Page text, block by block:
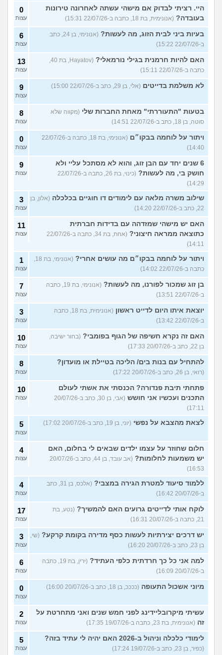
היי. רציתי לבדוק אם מישהי עשתה לאחרונה טירונות
בעובדה? (אנונימית, בת 18, כתבה ב-22/07/26 15:31)
0
עצות
בעיות ביני לבית הזוג, מה לעשות?
(אנונימי, בן 24, כתב
ב-22/07/26 15:22)
6
עצות
האם להיות חרמנית בגילי נורמאלי?
כתבה ב-22/07/26 15:11)
13
עצות
לא משלמת בדייטים (אלי, בן 29, כתב ב-22/07/26 15:00) 9
עצות
בטעות "התעוררתי" מאחת החברות שלי (מקווה שלא
סוטה, בן 18, כתב ב-22/07/26 14:51)
8
עצות
ויתור על לוחמה בבקו״ם
(אנונימי, בת 18, כתבה ב-22/07/26
14:40)
0
עצות
6 שנים יחד עם הבן זוג, והוא לא מסתכל עליי ולא
חושק בי, מה לעשות?
(כינוי, בת 26, כתבה ב-22/07/26
14:29)
9
עצות
שילוב משרה מלאה עם לימודים דו חוגיים בכלכלה (אלון, בן
22, כתב ב-22/07/26 14:20)
3
עצות
האם יש מישהי שמזדהה עם בדידות חברתית
כתוצאה ממראה חיצוני?
(אחת, בת 34, כתבה ב-22/07/26
14:11)
11
עצות
ויתור על לוחמה בבקו״ם מה עושים אחרי?
כתבה ב-22/07/26 14:02)
1
עצות
בן זוג שמכור לפורנו, מה לעשות?
(אנונימי, בת 19, כתבה
ב-22/07/26 13:51)
7
עצות
יוצאת איתו היום לדייט ראשון
(אנונימית, בת 18, כתבה
ב-22/07/26 13:42)
3
עצות
האם זה נקרא חשיפה של הגוף בפומבי? (בחור ישיבה,
בן 22, כתב ב-20/07/26 17:33)
10
עצות
להתחיל עם בנות בים/ הליכה בטיילת או מועדון?
(רואי, בן 26, כתב ב-20/07/26 17:22)
8
עצות
פתחתי תיבת פנדורה? הכנסתי את אשתי לעולם
התכנים ועכשיו אני חושש
(אבי, בן 30, כתב ב-20/07/26
17:11)
10
עצות
לצאת מהצבא על נפשי (יוני, בן 19, כתב ב-20/07/26 17:02) 5
עצות
חלום שחוזר על עצמו ילדים שבאים לי בחלום, האם
יש משמעות לחלומות?
(אב עובד, בן 44, כתב ב-20/07/26
16:53)
4
עצות
ללמוד סיעוד למטרת הגירה במצבי?
(אלכס, בן 31, כתב
ב-20/07/26 16:42)
4
עצות
לוקח אותי לדייטים גרועים האם להמשיך? (נטע, בת
21, כתבה ב-20/07/26 16:31)
17
עצות
יש דרכים יצירתיות לעשות כסף מדירה בקומת קרקע? (שי,
בן 23, כתב ב-20/07/26 16:20)
3
עצות
למה אני כל כך חרדתית כלפי העתיד?
(ירין, בת 19, כתבה
ב-20/07/26 16:09)
6
עצות
מיוני אשכול התעופה (ככככ, בן 18, כתב ב-20/07/26 16:00) 0
עצות
עשיתי מיקרובליידינג לפני חמש שנים ואני מתחרטת על
זה (אנונימית, בת 23, כתבה ב-19/07/26 17:35)
2
עצות
לימודי כלכלה וניהול ב-2026 האם יהיה לי עתיד בזה?
(כפיר, בן 23, כתב ב-19/07/26 17:24)
5
עצות